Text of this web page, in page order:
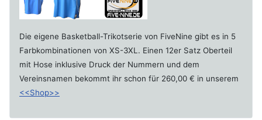
Die eigene Basketball-Trikotserie von FiveNine gibt es in 5
Farbkombinationen von XS-3XL. Einen 12er Satz Oberteil
mit Hose inklusive Druck der Nummern und dem
Vereinsnamen bekommt ihr schon für 260,00 € in unserem
<<Shop>>